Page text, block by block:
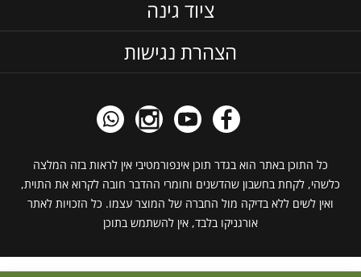
ציוד גינה
הצהרת נגישות
כל התוכן באתר הוא בגדר תוכן אינפורמטיבי אין לראות בזה המלצה
כלשהי, לקחת בחשבון שהדשנים וחומרי ההדבר חובה לקרוא את התוית,
ואין לשים ללא בדיקה מול החברה של המוצר עצמו. כל הזכויות לאתר
אורגניקו בלבד, אין להשתמש בתוכן